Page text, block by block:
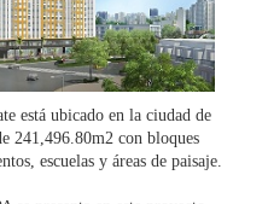
está ubicado en la ciudad de
241,496.80m2 con bloques
escuelas y áreas de paisaje.